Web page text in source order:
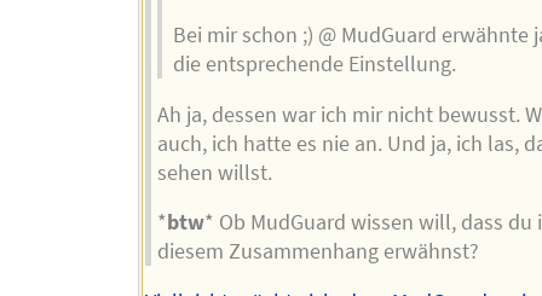
Bei mir schon ;) @ MudGuard erwähnte
die entsprechende Einstellung.
Ah ja, dessen war ich mir nicht bewusst.
auch, ich hatte es nie an. Und ja, ich las,
sehen willst.
*btw* Ob MudGuard wissen will, dass du
diesem Zusammenhang erwähnst?